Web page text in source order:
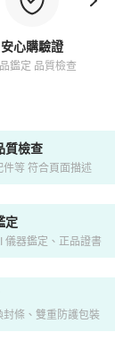
安心購驗證
鑑定 品質檢查
安心購檢驗流
質檢查
等 符合頁面描述
定
儀器鑑定、正品證書
條、雙重防護包裝